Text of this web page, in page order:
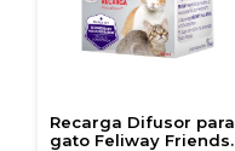
Recarga Difusor para
gato Feliway Friends